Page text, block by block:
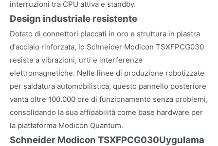
interruzioni tra CPU attiva e standby.
Design industriale resistente
Dotato di connettori placcati in oro e struttura in piastra
d'acciaio rinforzata, lo Schneider Modicon TSXFPCG030
resiste a vibrazioni, urti e interferenze
elettromagnetiche. Nelle linee di produzione robotizzate
per saldatura automobilistica, questo pannello posteriore
vanta oltre 100.000 ore di funzionamento senza problemi,
consolidando la sua affidabilità come base hardware per
la piattaforma Modicon Quantum.
Schneider Modicon TSXFPCG030Uygulama